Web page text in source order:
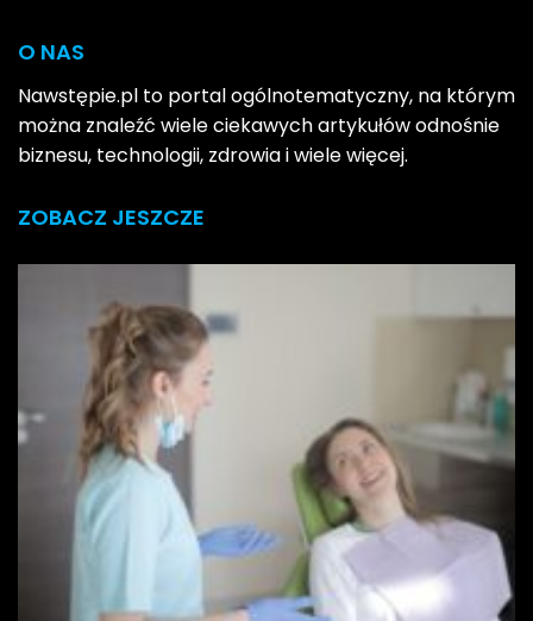
O NAS
Nawstępie.pl to portal ogólnotematyczny, na którym
można znaleźć wiele ciekawych artykułów odnośnie
biznesu, technologii, zdrowia i wiele więcej.
ZOBACZ JESZCZE